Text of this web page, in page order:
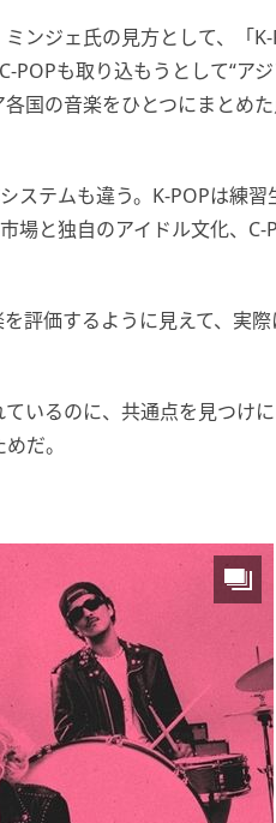
ンジェ氏の見方として、「
POPも取り込もうとして“ア
国の音楽をひとつにまとめ
ステムも違う。K-POPは練習
場と独自のアイドル文化、C-
評価するように見えて、実
いるのに、共通点を見つけ
だ。